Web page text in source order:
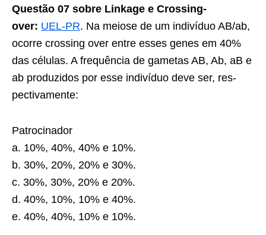
Questão 07 sobre Linkage e Crossing-
over: UEL-PR. Na meiose de um indivíduo AB/ab,
ocorre crossing over entre esses genes em 40%
das células. A frequência de gametas AB, Ab, aB e
ab produzidos por esse indivíduo deve ser, res­
pectivamente:
Patrocinador
a. 10%, 40%, 40% e 10%.
b. 30%, 20%, 20% e 30%.
c. 30%, 30%, 20% e 20%.
d. 40%, 10%, 10% e 40%.
e. 40%, 40%, 10% e 10%.